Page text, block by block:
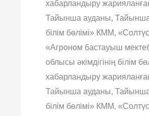
хабарландыру
Тайынша ауданы,
білім бөлімі» КММ,
«Агроном бастауыш
облысы əкімдігінің білім
хабарландыру
Тайынша ауданы, Тайынша
білім бөлімі» КММ,